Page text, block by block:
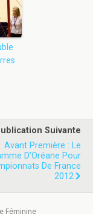
Suivante
Avant Première : Le
D’Oréane Pour
De France
2012
Féminine